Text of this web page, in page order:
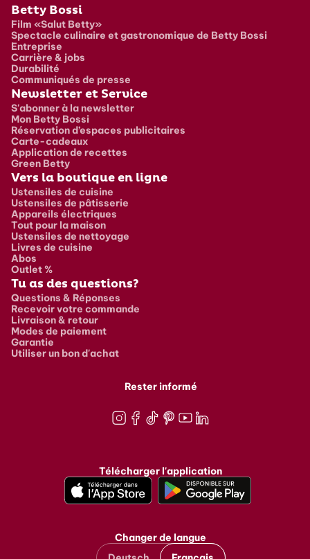
Pied de page
Betty Bossi
Film «Salut Betty»
Spectacle culinaire et gastronomique de Betty Bossi
Entreprise
Carrière & jobs
Durabilité
Communiqués de presse
Newsletter et Service
S'abonner à la newsletter
Mon Betty Bossi
Réservation d’espaces publicitaires
Carte-cadeaux
Application de recettes
Green Betty
Vers la boutique en ligne
Ustensiles de cuisine
Ustensiles de pâtisserie
Appareils électriques
Tout pour la maison
Ustensiles de nettoyage
Livres de cuisine
Abos
Outlet %
Tu as des questions?
Questions & Réponses
Recevoir votre commande
Livraison & retour
Modes de paiement
Garantie
Utiliser un bon d'achat
Rester informé
Télécharger l'application
Changer de langue